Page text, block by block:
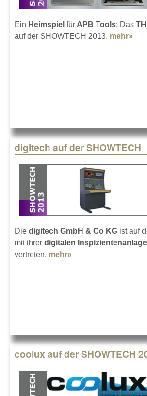
Ein Heimspiel für APB Tools: Das
auf der SHOWTECH 2013. mehr»
digitech auf der SHOWTECH
Die digitech GmbH & Co KG ist auf
mit ihrer digitalen
vertreten. mehr»
coolux auf der SHOWTECH